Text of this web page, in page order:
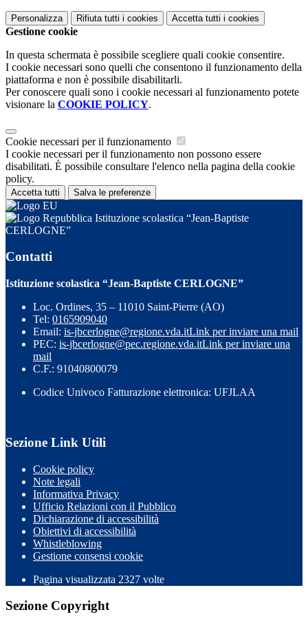
Personalizza Rifiuta tutti i cookies Accetta tutti i cookies
Gestione cookie
In questa schermata è possibile scegliere quali cookie consentire.
I cookie necessari sono quelli che consentono il funzionamento della
piattaforma e non è possibile disabilitarli.
Per conoscere quali sono i cookie necessari al funzionamento potete
visionare la COOKIE POLICY.
Cookie necessari per il funzionamento
I cookie necessari per il funzionamento non possono essere
disabilitati. È possibile consultare l'elenco nella pagina della cookie
policy.
Accetta tutti Salva le preferenze
Istituzione scolastica “Jean-Baptiste
CERLOGNE”
Contatti
Istituzione scolastica “Jean-Baptiste CERLOGNE”
Loc. Ordines, 35 – 11010 Saint-Pierre (AO)
Tel: 0165909040
Email: is-jbcerlogne@regione.vda.itLink per inviare una mail
PEC: is-jbcerlogne@pec.regione.vda.itLink per inviare una
mail
C.F.: 91040800079
Codice Univoco Fatturazione elettronica: UFJLAA
Sezione Link Utili
Cookie policy
Note legali
Informativa Privacy
Ufficio Relazioni con il Pubblico
Dichiarazione di accessibilità
Obiettivi di accessibilità
Whistleblowing
Gestione consensi cookie
Pagina visualizzata 2327 volte
Sezione Copyright